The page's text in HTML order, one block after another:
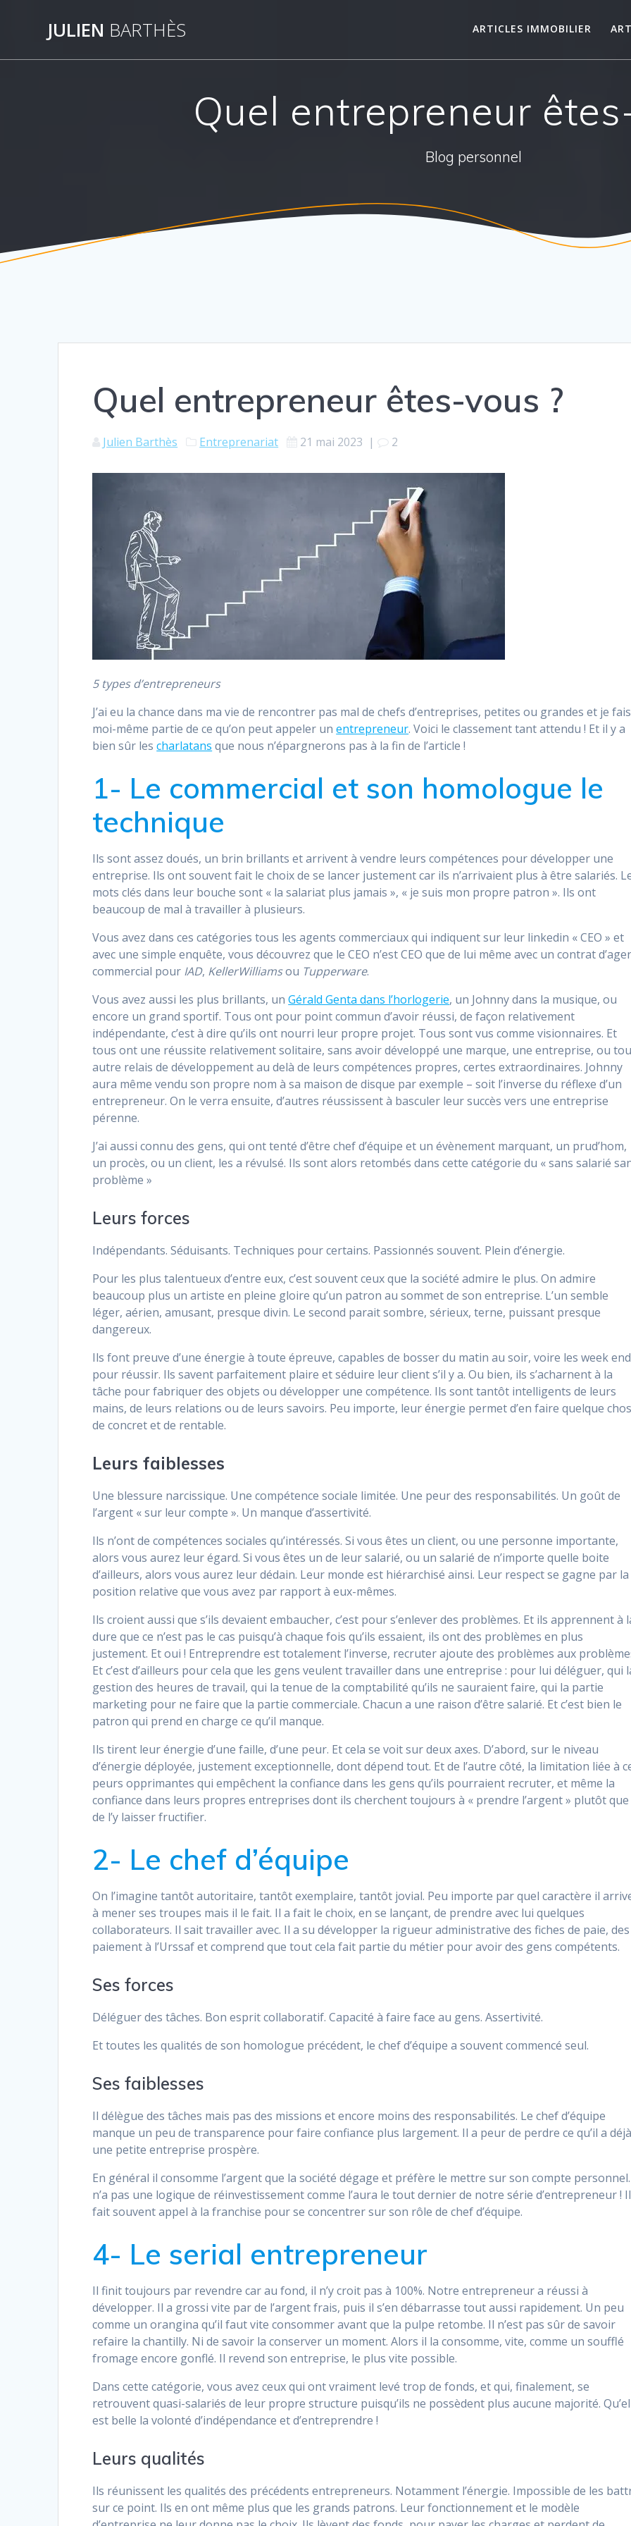
JULIEN BARTHÈS ARTICLES IMMOBILIER
Quel entrepreneur
Blog personnel
Quel entrepreneur êtes-vous ?
Julien Barthès Entreprenariat 21 mai 2023 | 2
5 types d’entrepreneurs
J’ai eu la chance dans ma vie de rencontrer pas mal de chefs d’entreprises, petites ou grandes et je fais
moi-même partie de ce qu’on peut appeler unentrepreneur. Voici le classement tant attendu ! Et il y a
bien sûr lescharlatans que nous n’épargnerons pas à la fin de l’article !
1- Le commercial et son homologue le
technique
Ils sont assez doués, un brin brillants et arrivent à vendre leurs compétences pour développer une
entreprise. Ils ont souvent fait le choix de se lancer justement car ils n’arrivaient plus à être salariés.
mots clés dans leur bouche sont « la salariat plus jamais », « je suis mon propre patron ». Ils ont
beaucoup de mal à travailler à plusieurs.
Vous avez dans ces catégories tous les agents commerciaux qui indiquent sur leur linkedin « CEO » et
avec une simple enquête, vous découvrez que le CEO n’est CEO que de lui même avec un contrat
commercial pour IAD, KellerWilliamsou Tupperware.
Vous avez aussi les plus brillants, unGérald Genta dans l’horlogerie, un Johnny dans la musique, ou
encore un grand sportif. Tous ont pour point commun d’avoir réussi, de façon relativement
indépendante, c’est à dire qu’ils ont nourri leur propre projet. Tous sont vus comme visionnaires. Et
tous ont une réussite relativement solitaire, sans avoir développé une marque, une entreprise, ou
autre relais de développement au delà de leurs compétences propres, certes extraordinaires. Johnny
aura même vendu son propre nom à sa maison de disque par exemple – soit l’inverse du réflexe d’un
entrepreneur. On le verra ensuite, d’autres réussissent à basculer leur succès vers une entreprise
pérenne.
J’ai aussi connu des gens, qui ont tenté d’être chef d’équipe et un évènement marquant, un prud’hom,
un procès, ou un client, les a révulsé. Ils sont alors retombés dans cette catégorie du « sans salarié
problème »
Leurs forces
Indépendants. Séduisants. Techniques pour certains. Passionnés souvent. Plein d’énergie.
Pour les plus talentueux d’entre eux, c’est souvent ceux que la société admire le plus. On admire
beaucoup plus un artiste en pleine gloire qu’un patron au sommet de son entreprise. L’un semble
léger, aérien, amusant, presque divin. Le second parait sombre, sérieux, terne, puissant presque
dangereux.
Ils font preuve d’une énergie à toute épreuve, capables de bosser du matin au soir, voire les week end
pour réussir. Ils savent parfaitement plaire et séduire leur client s’il y a. Ou bien, ils s’acharnent à la
tâche pour fabriquer des objets ou développer une compétence. Ils sont tantôt intelligents de leurs
mains, de leurs relations ou de leurs savoirs. Peu importe, leur énergie permet d’en faire quelque
de concret et de rentable.
Leurs faiblesses
Une blessure narcissique. Une compétence sociale limitée. Une peur des responsabilités. Un goût de
l’argent « sur leur compte ». Un manque d’assertivité.
Ils n’ont de compétences sociales qu’intéressés. Si vous êtes un client, ou une personne importante,
alors vous aurez leur égard. Si vous êtes un de leur salarié, ou un salarié de n’importe quelle boite
d’ailleurs, alors vous aurez leur dédain. Leur monde est hiérarchisé ainsi. Leur respect se gagne par la
position relative que vous avez par rapport à eux-mêmes.
Ils croient aussi que s’ils devaient embaucher, c’est pour s’enlever des problèmes. Et ils apprennent à
dure que ce n’est pas le cas puisqu’à chaque fois qu’ils essaient, ils ont des problèmes en plus
justement. Et oui ! Entreprendre est totalement l’inverse, recruter ajoute des problèmes aux
Et c’est d’ailleurs pour cela que les gens veulent travailler dans une entreprise : pour lui déléguer, qui
gestion des heures de travail, qui la tenue de la comptabilité qu’ils ne sauraient faire, qui la partie
marketing pour ne faire que la partie commerciale. Chacun a une raison d’être salarié. Et c’est bien le
patron qui prend en charge ce qu’il manque.
Ils tirent leur énergie d’une faille, d’une peur. Et cela se voit sur deux axes. D’abord, sur le niveau
d’énergie déployée, justement exceptionnelle, dont dépend tout. Et de l’autre côté, la limitation liée à
peurs opprimantes qui empêchent la confiance dans les gens qu’ils pourraient recruter, et même la
confiance dans leurs propres entreprises dont ils cherchent toujours à « prendre l’argent » plutôt que
de l’y laisser fructifier.
2- Le chef d’équipe
On l’imagine tantôt autoritaire, tantôt exemplaire, tantôt jovial. Peu importe par quel caractère il
à mener ses troupes mais il le fait. Il a fait le choix, en se lançant, de prendre avec lui quelques
collaborateurs. Il sait travailler avec. Il a su développer la rigueur administrative des fiches de paie, des
paiement à l’Urssaf et comprend que tout cela fait partie du métier pour avoir des gens compétents.
Ses forces
Déléguer des tâches. Bon esprit collaboratif. Capacité à faire face au gens. Assertivité.
Et toutes les qualités de son homologue précédent, le chef d’équipe a souvent commencé seul.
Ses faiblesses
Il délègue des tâches mais pas des missions et encore moins des responsabilités. Le chef d’équipe
manque un peu de transparence pour faire confiance plus largement. Il a peur de perdre ce qu’il a
une petite entreprise prospère.
En général il consomme l’argent que la société dégage et préfère le mettre sur son compte
n’a pas une logique de réinvestissement comme l’aura le tout dernier de notre série d’entrepreneur ! Il
fait souvent appel à la franchise pour se concentrer sur son rôle de chef d’équipe.
4- Le serial entrepreneur
Il finit toujours par revendre car au fond, il n’y croit pas à 100%. Notre entrepreneur a réussi à
développer. Il a grossi vite par de l’argent frais, puis il s’en débarrasse tout aussi rapidement. Un peu
comme un orangina qu’il faut vite consommer avant que la pulpe retombe. Il n’est pas sûr de savoir
refaire la chantilly. Ni de savoir la conserver un moment. Alors il la consomme, vite, comme un soufflé
fromage encore gonflé. Il revend son entreprise, le plus vite possible.
Dans cette catégorie, vous avez ceux qui ont vraiment levé trop de fonds, et qui, finalement, se
retrouvent quasi-salariés de leur propre structure puisqu’ils ne possèdent plus aucune majorité.
est belle la volonté d’indépendance et d’entreprendre !
Leurs qualités
Ils réunissent les qualités des précédents entrepreneurs. Notamment l’énergie. Impossible de les
sur ce point. Ils en ont même plus que les grands patrons. Leur fonctionnement et le modèle